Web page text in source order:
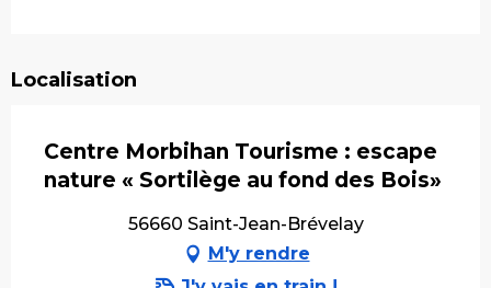
Localisation
Centre Morbihan Tourisme : escape
nature « Sortilège au fond des Bois»
56660 Saint-Jean-Brévelay
M'y rendre